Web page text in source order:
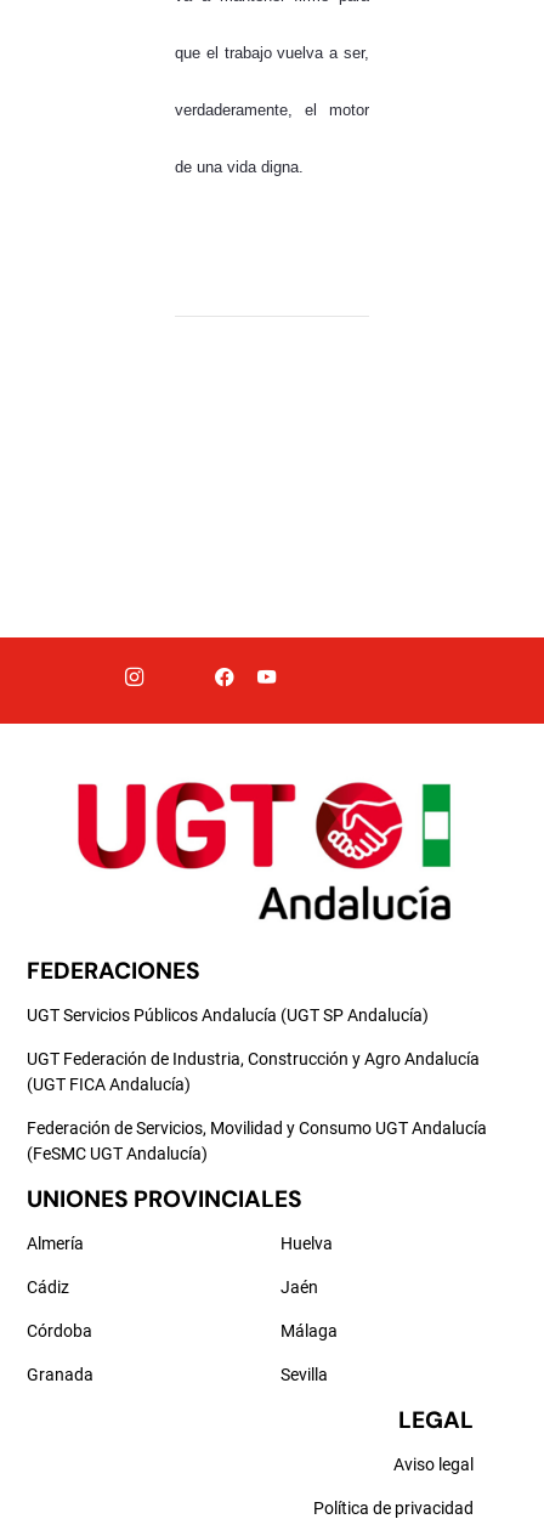
que el trabajo vuelva a ser,
verdaderamente, el motor
de una vida digna.
FEDERACIONES
UGT Servicios Públicos Andalucía (UGT SP Andalucía)
UGT Federación de Industria, Construcción y Agro Andalucía
(UGT FICA Andalucía)
Federación de Servicios, Movilidad y Consumo UGT Andalucía
(FeSMC UGT Andalucía)
UNIONES PROVINCIALES
Almería
Cádiz
Córdoba
Granada
Huelva
Jaén
Málaga
Sevilla
LEGAL
Aviso legal
Política de privacidad